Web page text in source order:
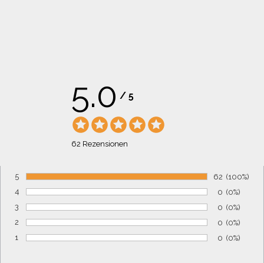
5.0 /5
62 Rezensionen
5 Anzahl von
62 (100%)
4 Anzahl von
0 (0%)
3 Anzahl von
0 (0%)
2 Anzahl von
0 (0%)
1 Anzahl von
0 (0%)